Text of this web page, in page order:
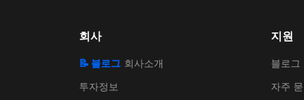
회사
📝 블로그 회사소개
투자정보
지원
블로그
자주